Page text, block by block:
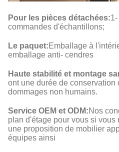
Pour les pièces détachées:
commandes d'échantillons;
Le paquet:Emballage à
emballage anti- cendres
Haute stabilité et montage
ont une durée de conservation
dommages non humains.
Service OEM et ODM:Nos
plan d'étage pour vous si
une proposition de mobilier
équipes ainsi